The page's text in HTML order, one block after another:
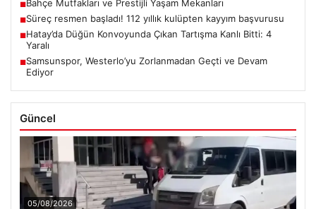
■Bahçe Mutfakları ve Prestijli Yaşam Mekanları
■Süreç resmen başladı! 112 yıllık kulüpten kayyım başvurusu
■Hatay’da Düğün Konvoyunda Çıkan Tartışma Kanlı Bitti: 4
Yaralı
■Samsunspor, Westerlo’yu Zorlanmadan Geçti ve Devam
Ediyor
Güncel
05/08/2026